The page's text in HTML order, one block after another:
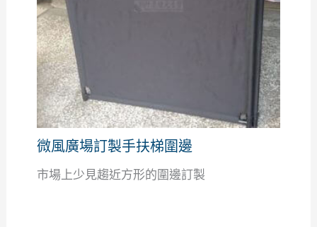
微風廣場訂製手扶梯圍邊
市場上少見趨近方形的圍邊訂製